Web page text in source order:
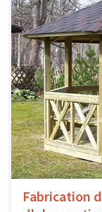
Fabrication